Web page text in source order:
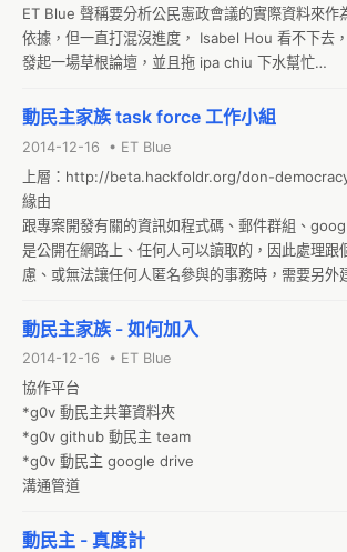
ET Blue 聲稱要分析公民憲政會議的實際資料來作
依據，但一直打混沒進度， Isabel Hou 看不下去
發起一場草根論壇，並且拖 ipa chiu 下水幫忙
*公民憲政推動聯盟的 NGO 們為了達到 318 佔領
動民主家族 task force 工作小組
2014-12-16 • ET Blue
上層：http://beta.hackfoldr.org/don-
緣由
跟專案開發有關的資訊如程式碼、郵件群組、
是公開在網路上、任何人可以讀取的，因此處理跟
慮、或無法讓任何人匿名參與的事務時，需要另外
登記在這邊，並註明小組成員。
動民主家族 - 如何加入
2014-12-16 • ET Blue
協作平台
*g0v 動民主共筆資料夾
*g0v github 動民主 team
*g0v 動民主 google drive
溝通管道
動民主 - 真度計